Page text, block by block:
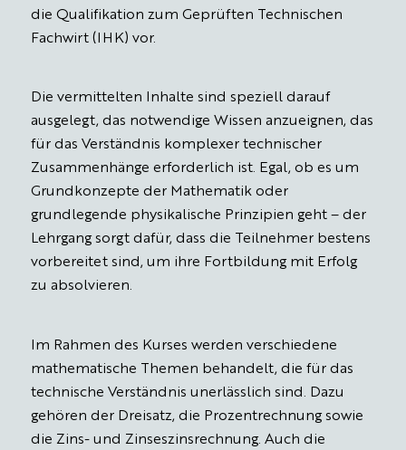
die Qualifikation zum Geprüften Technischen
Fachwirt (IHK) vor.
Die vermittelten Inhalte sind speziell darauf
ausgelegt, das notwendige Wissen anzueignen, das
für das Verständnis komplexer technischer
Zusammenhänge erforderlich ist. Egal, ob es um
Grundkonzepte der Mathematik oder
grundlegende physikalische Prinzipien geht – der
Lehrgang sorgt dafür, dass die Teilnehmer bestens
vorbereitet sind, um ihre Fortbildung mit Erfolg
zu absolvieren.
Im Rahmen des Kurses werden verschiedene
mathematische Themen behandelt, die für das
technische Verständnis unerlässlich sind. Dazu
gehören der Dreisatz, die Prozentrechnung sowie
die Zins- und Zinseszinsrechnung. Auch die